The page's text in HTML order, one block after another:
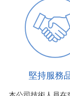
堅持服務